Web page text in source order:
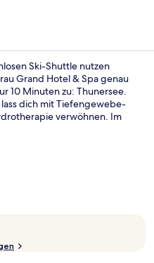
Ski-Shuttle nutzen
Grand Hotel & Spa genau
10 Minuten zu: Thunersee.
dich mit Tiefengewebe-
verwöhnen. Im
Als weitere Highlights
einen Innenpool, einen
Andere Reisende lieben das